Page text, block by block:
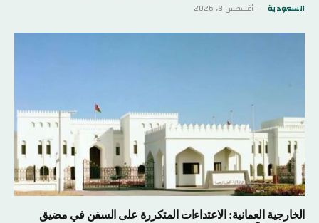
السعودية أغسطس 8, 2026
الخارجية العمانية: الاعتداءات المتكررة على السفن في مضيق